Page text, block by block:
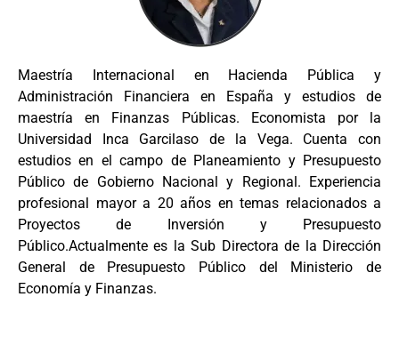
Maestría Internacional en Hacienda Pública y
Administración Financiera en España y estudios de
maestría en Finanzas Públicas. Economista por la
Universidad Inca Garcilaso de la Vega. Cuenta con
estudios en el campo de Planeamiento y Presupuesto
Público de Gobierno Nacional y Regional. Experiencia
profesional mayor a 20 años en temas relacionados a
Proyectos de Inversión y Presupuesto
Público.Actualmente es la Sub Directora de la Dirección
General de Presupuesto Público del Ministerio de
Economía y Finanzas.